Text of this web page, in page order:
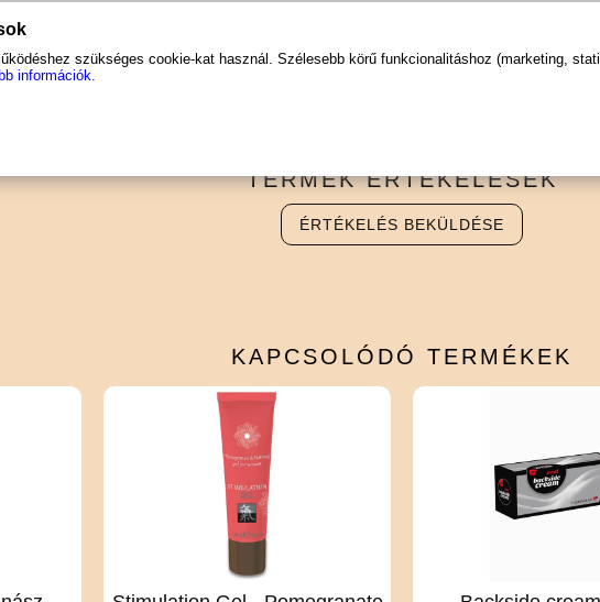
(PDF)
TERMÉK ÉRTÉKELÉSEK
ÉRTÉKELÉS BEKÜLDÉSE
KAPCSOLÓDÓ TERMÉKEK
szükséges cookie-kat használ. Szélesebb körű funkcionalitáshoz (marketing,
információk.